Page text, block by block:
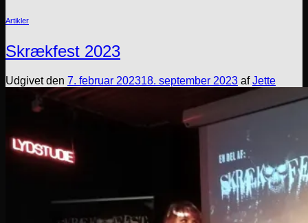
Artikler
Skrækfest 2023
Udgivet den 7. februar 202318. september 2023 afJette